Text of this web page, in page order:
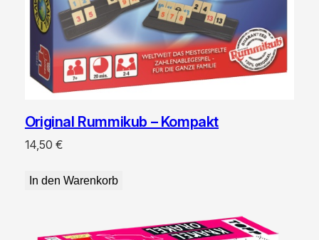
Original Rummikub – Kompakt
14,50 €
In den Warenkorb